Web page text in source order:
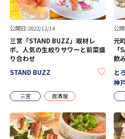
公開日:2022/12/14
三宮「STAND BUZZ」取材レ
ポ。人気の生絞りサワーと前菜盛
り合わせ
STAND BUZZ
KEEP
三宮 居酒屋
公
元
飲
と
神